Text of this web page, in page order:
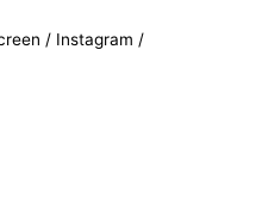
/ Instagram /